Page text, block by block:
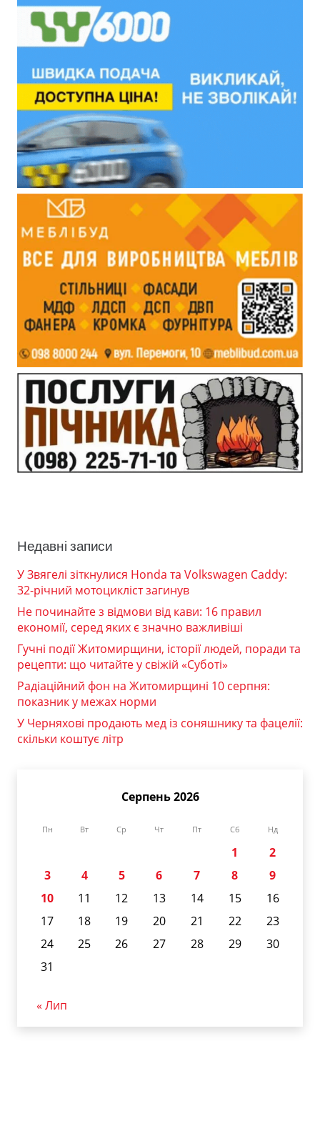
Недавні записи
У Звягелі зіткнулися Honda та Volkswagen Caddy:
32-річний мотоцикліст загинув
Не починайте з відмови від кави: 16 правил
економії, серед яких є значно важливіші
Гучні події Житомирщини, історії людей, поради та
рецепти: що читайте у свіжій «Суботі»
Радіаційний фон на Житомирщині 10 серпня:
показник у межах норми
У Черняхові продають мед із соняшнику та фацелії:
скільки коштує літр
Серпень 2026
Пн Вт Ср Чт Пт Сб Нд
1
2
3
4 5 6 7 8
9
10
11 12 13 14 15
16
17
18 19 20 21 22
23
24
25 26 27 28 29
30
31
« Лип